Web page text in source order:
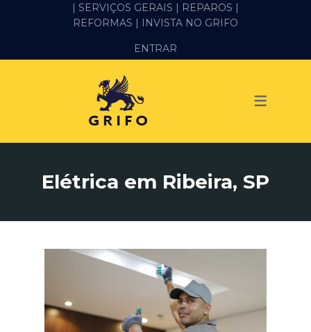
ALVENARIA E PEDREIRO
IMPERMEABILIZAÇÃO
REFORMA
| SERVIÇOS GERAIS | REPAROS |
REFORMAS | INVISTA NO GRIFO
ENTRAR
Elétrica em Ribeira, SP